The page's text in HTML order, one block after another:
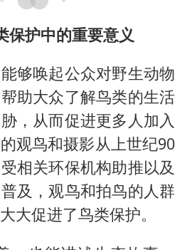
保护中的重要意义
够唤起公众对野生动物
助大众了解鸟类的生活
，从而促进更多人加入
观鸟和摄影从上世纪90
相关环保机构助推以及
及，观鸟和拍鸟的人群
大促进了鸟类保护。